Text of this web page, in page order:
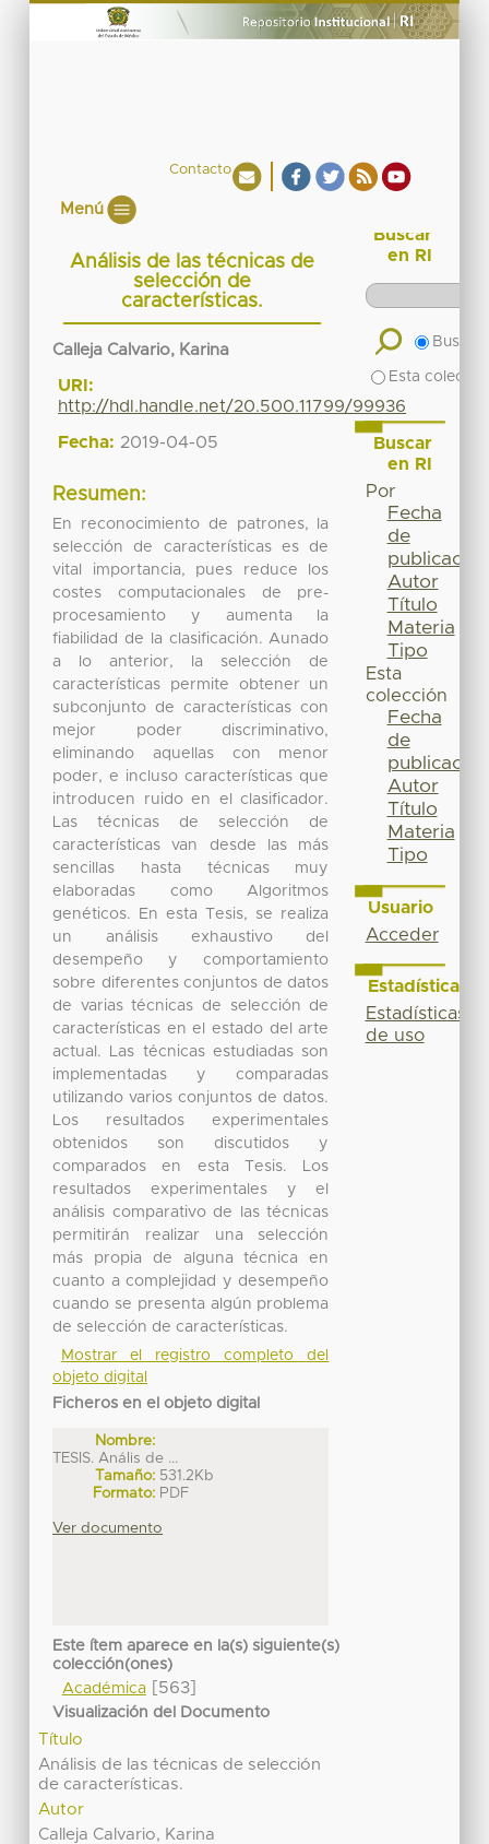
Contacto
Menú
Análisis de las técnicas de
selección de
características.
Calleja Calvario, Karina
URI:
http://hdl.handle.net/20.500.11799/99936
Fecha: 2019-04-05
Resumen:
En reconocimiento de patrones, la
selección de características es de
vital importancia, pues reduce los
costes computacionales de pre-
procesamiento y aumenta la
fiabilidad de la clasificación. Aunado
a lo anterior, la selección de
características permite obtener un
subconjunto de características con
mejor poder discriminativo,
eliminando aquellas con menor
poder, e incluso características que
introducen ruido en el clasificador.
Las técnicas de selección de
características van desde las más
sencillas hasta técnicas muy
elaboradas como Algoritmos
genéticos. En esta Tesis, se realiza
un análisis exhaustivo del
desempeño y comportamiento
sobre diferentes conjuntos de datos
de varias técnicas de selección de
características en el estado del arte
actual. Las técnicas estudiadas son
implementadas y comparadas
utilizando varios conjuntos de datos.
Los resultados experimentales
obtenidos son discutidos y
comparados en esta Tesis. Los
resultados experimentales y el
análisis comparativo de las técnicas
permitirán realizar una selección
más propia de alguna técnica en
cuanto a complejidad y desempeño
cuando se presenta algún problema
de selección de características.
Mostrar el registro completo del
objeto digital
Ficheros en el objeto digital
Nombre:
TESIS. Anális de ...
Tamaño: 531.2Kb
Formato: PDF
Ver documento
Este ítem aparece en la(s) siguiente(s)
colección(ones)
Académica[563]
Visualización del Documento
Título
Análisis de las técnicas de selección
de características.
Autor
Calleja Calvario, Karina
Buscar
en RI
Buscar
Esta
Buscar
en RI
Por
Fecha
de
publicación
Autor
Título
Materia
Tipo
Esta
colección
Fecha
de
publicación
Autor
Título
Materia
Tipo
Usuario
Acceder
Estadísticas
Estadísticas
de uso